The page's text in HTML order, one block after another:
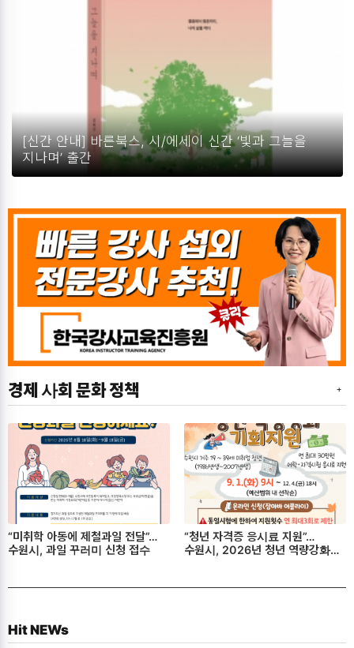
[신간 안내] 바른북스, 시/에세이 신간 ‘빛과 그늘을
지나며’ 출간
경제 사회 문화 정책
“미취학 아동에 제철과일 전달”…
수원시, 과일 꾸러미 신청 접수
“청년 자격증 응시료 지원”…
수원시, 2026년 청년 역량강화
Hit NEWs